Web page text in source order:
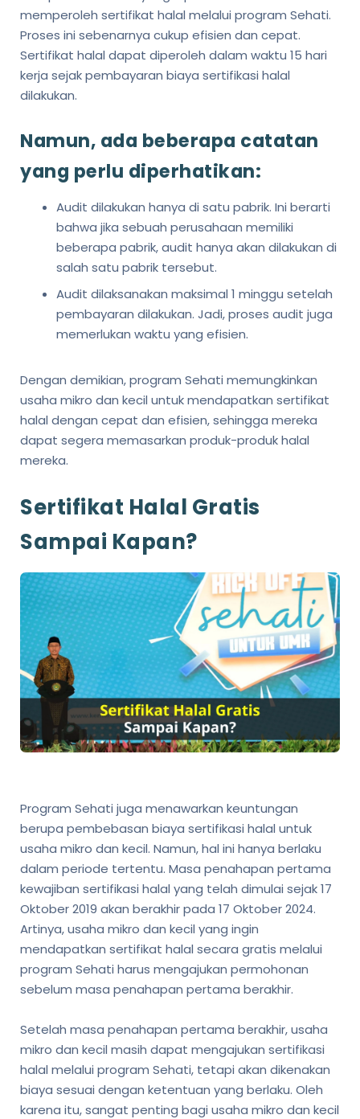
memperoleh sertifikat halal melalui program Sehati.
Proses ini sebenarnya cukup efisien dan cepat.
Sertifikat halal dapat diperoleh dalam waktu 15 hari
kerja sejak pembayaran biaya sertifikasi halal
dilakukan.
Namun, ada beberapa catatan
yang perlu diperhatikan:
Audit dilakukan hanya di satu pabrik. Ini berarti
bahwa jika sebuah perusahaan memiliki
beberapa pabrik, audit hanya akan dilakukan di
salah satu pabrik tersebut.
Audit dilaksanakan maksimal 1 minggu setelah
pembayaran dilakukan. Jadi, proses audit juga
memerlukan waktu yang efisien.
Dengan demikian, program Sehati memungkinkan
usaha mikro dan kecil untuk mendapatkan sertifikat
halal dengan cepat dan efisien, sehingga mereka
dapat segera memasarkan produk-produk halal
mereka.
Sertifikat Halal Gratis
Sampai Kapan?
Program Sehati juga menawarkan keuntungan
berupa pembebasan biaya sertifikasi halal untuk
usaha mikro dan kecil. Namun, hal ini hanya berlaku
dalam periode tertentu. Masa penahapan pertama
kewajiban sertifikasi halal yang telah dimulai sejak 17
Oktober 2019 akan berakhir pada 17 Oktober 2024.
Artinya, usaha mikro dan kecil yang ingin
mendapatkan sertifikat halal secara gratis melalui
program Sehati harus mengajukan permohonan
sebelum masa penahapan pertama berakhir.
Setelah masa penahapan pertama berakhir, usaha
mikro dan kecil masih dapat mengajukan sertifikasi
halal melalui program Sehati, tetapi akan dikenakan
biaya sesuai dengan ketentuan yang berlaku. Oleh
karena itu, sangat penting bagi usaha mikro dan kecil